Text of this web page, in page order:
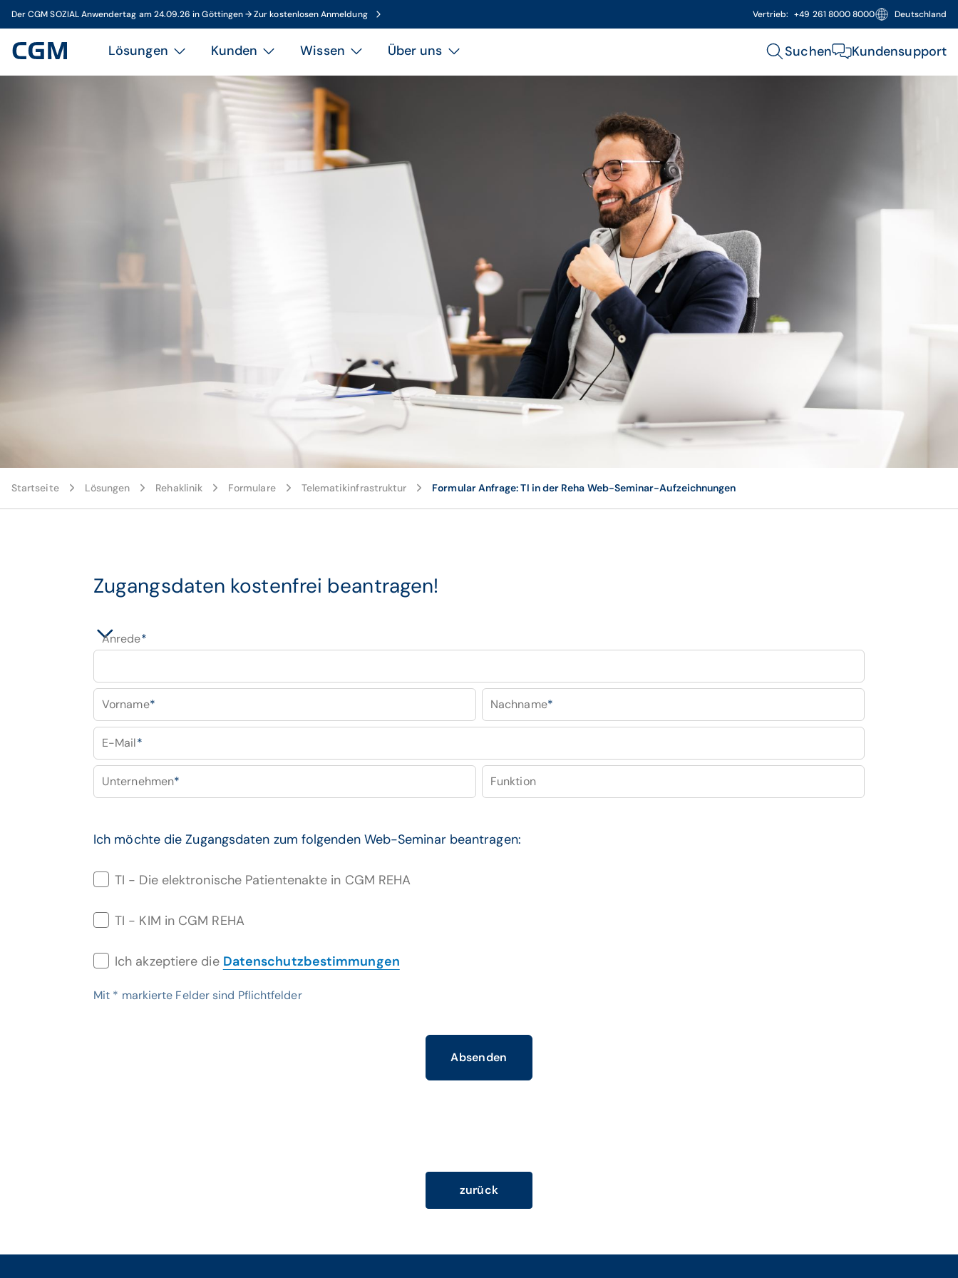
Der CGM SOZIAL Anwendertag am 24.09.26 in Göttingen → Zur kostenlosen Anmeldung Vertrieb: +49 261 8000 8000 Deutschland
Lösungen Kunden Wissen Über uns Suchen Kundensupport
Startseite
Lösungen Rehaklinik Formulare Telematikinfrastruktur Formular Anfrage: TI in der Reha Web-Seminar-Aufzeichnungen
Zugangsdaten kostenfrei beantragen!
Anrede*
Vorname* Nachname*
E-Mail*
Unternehmen* Funktion
Ich möchte die Zugangsdaten zum folgenden Web-Seminar beantragen:
TI - Die elektronische Patientenakte in CGM REHA
TI - KIM in CGM REHA
Ich akzeptiere die Datenschutzbestimmungen
Mit * markierte Felder sind Pflichtfelder
Absenden
zurück